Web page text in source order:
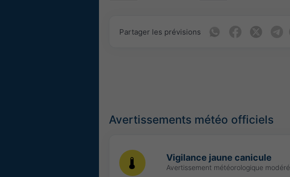
Partager les prévisions
Avertissements météo officiels
Vigilance jaune canicule
Avertissement météorologique modéré